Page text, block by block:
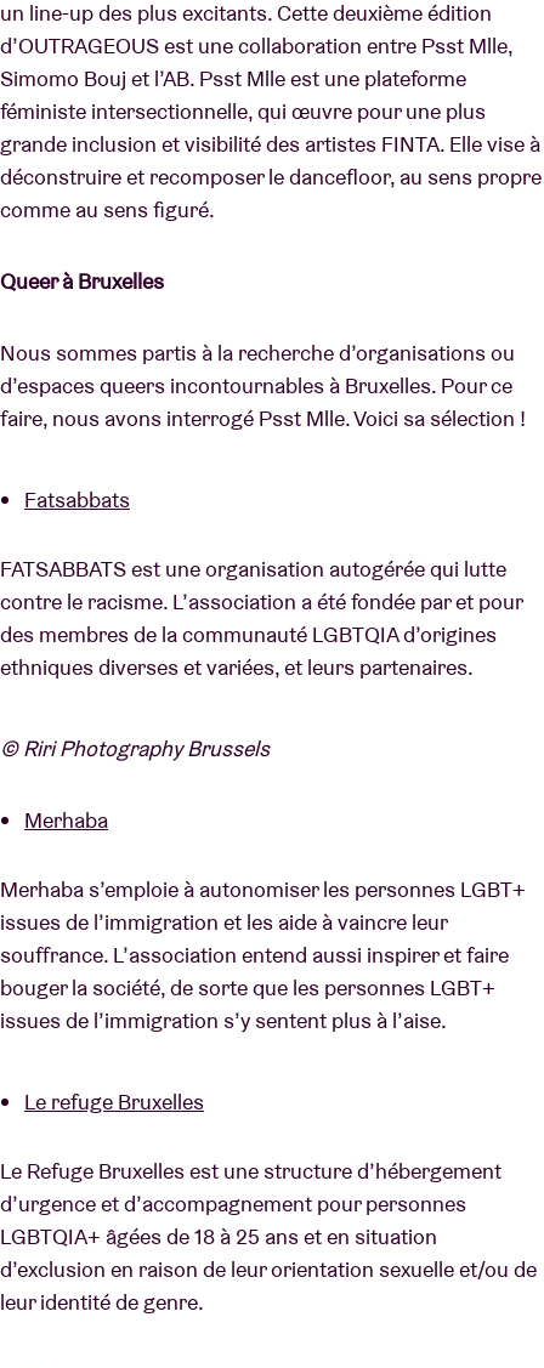
un line-up des plus excitants. Cette deuxième édition
d’OUTRAGEOUS est une collaboration entre Psst Mlle,
Simomo Bouj et l’AB. Psst Mlle est une plateforme
féministe intersectionnelle, qui œuvre pour une plus
grande inclusion et visibilité des artistes FINTA. Elle vise à
déconstruire et recomposer le dancefloor, au sens propre
comme au sens figuré.
Queer à Bruxelles
Nous sommes partis à la recherche d’organisations ou
d’espaces queers incontournables à Bruxelles. Pour ce
faire, nous avons interrogé Psst Mlle. Voici sa sélection !
Fatsabbats
FATSABBATS est une organisation autogérée qui lutte
contre le racisme. L’association a été fondée par et pour
des membres de la communauté LGBTQIA d’origines
ethniques diverses et variées, et leurs partenaires.
© Riri Photography Brussels
Merhaba
Merhaba s’emploie à autonomiser les personnes LGBT+
issues de l’immigration et les aide à vaincre leur
souffrance. L’association entend aussi inspirer et faire
bouger la société, de sorte que les personnes LGBT+
issues de l’immigration s’y sentent plus à l’aise.
Le refuge Bruxelles
Le Refuge Bruxelles est une structure d’hébergement
d’urgence et d’accompagnement pour personnes
LGBTQIA+ âgées de 18 à 25 ans et en situation
d’exclusion en raison de leur orientation sexuelle et/ou de
leur identité de genre.